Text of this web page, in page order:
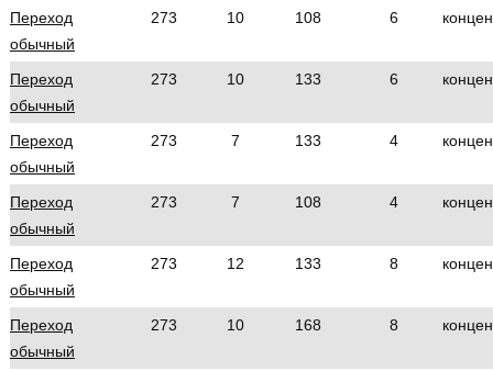
Переход
обычный
273 10 108 6
Переход
обычный
273 10 133 6
Переход
обычный
273 7 133 4
Переход
обычный
273 7 108 4
Переход
обычный
273 12 133 8
Переход
обычный
273 10 168 8